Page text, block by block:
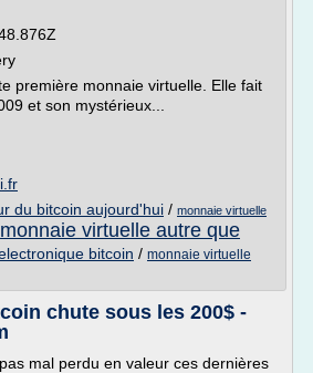
première monnaie virtuelle. Elle fait
et son mystérieux...
du bitcoin aujourd'hui / monnaie virtuelle
monnaie virtuelle autre que
bitcoin / monnaie virtuelle
chute sous les 200$ -
mal perdu en valeur ces dernières